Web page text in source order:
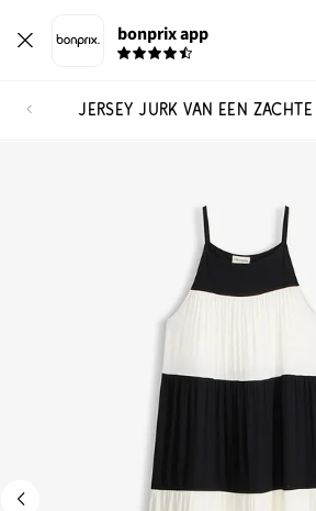
bonprix app
JERSEY JURK VAN EEN